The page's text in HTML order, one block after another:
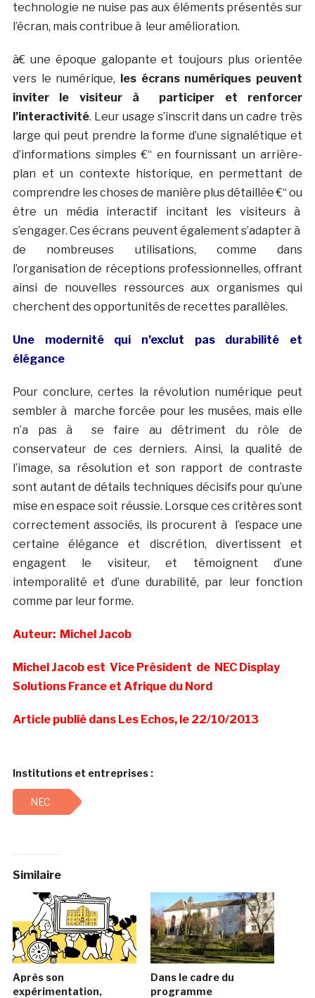
technologie ne nuise pas aux éléments présentés sur
l’écran, mais contribue à leur amélioration.
à€ une époque galopante et toujours plus orientée
vers le numérique,
les écrans numériques peuvent
inviter le visiteur à participer et renforcer
l’interactivité. Leur usage s’inscrit dans un cadre très
large qui peut prendre la forme d’une signalétique et
d’informations simples €“ en fournissant un arrière-
plan et un contexte historique, en permettant de
comprendre les choses de manière plus détaillée €“ ou
être un média interactif incitant les visiteurs à
s’engager. Ces écrans peuvent également s’adapter à
de nombreuses utilisations, comme dans
l’organisation de réceptions professionnelles, offrant
ainsi de nouvelles ressources aux organismes qui
cherchent des opportunités de recettes parallèles.
Une modernité qui n’exclut pas durabilité et
élégance
Pour conclure, certes la révolution numérique peut
sembler à marche forcée pour les musées, mais elle
n’a pas à se faire au détriment du rôle de
conservateur de ces derniers. Ainsi, la qualité de
l’image, sa résolution et son rapport de contraste
sont autant de détails techniques décisifs pour qu’une
mise en espace soit réussie. Lorsque ces critères sont
correctement associés, ils procurent à l’espace une
certaine élégance et discrétion, divertissent et
engagent le visiteur, et témoignent d’une
intemporalité et d’une durabilité, par leur fonction
comme par leur forme.
Auteur: Michel Jacob
Michel Jacob est Vice Président de NEC Display
Solutions France et Afrique du Nord
Article publié dans Les Echos, le 22/10/2013
Institutions et entreprises :
NEC
Similaire
Après son
expérimentation,
Dans le cadre du
programme